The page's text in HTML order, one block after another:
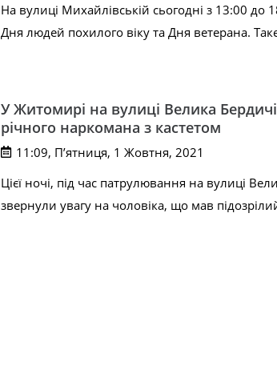
На вулиці Михайлівській сьогодні з 13:00 до
Дня людей похилого віку та Дня ветерана.
У Житомирі на вулиці Велика
річного наркомана з кастетом
11:09, П’ятниця, 1 Жовтня, 2021
Цієї ночі, під час патрулювання на вулиці
звернули увагу на чоловіка, що мав